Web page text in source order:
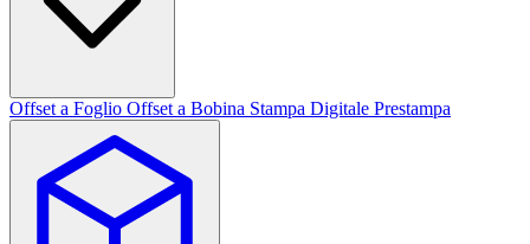
Offset a Foglio Offset a Bobina Stampa Digitale Prestampa